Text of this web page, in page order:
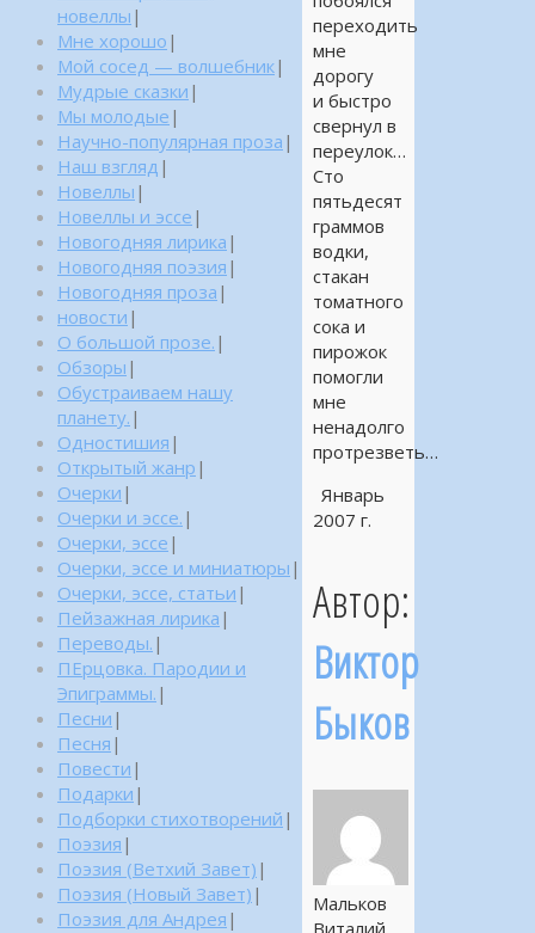
переходить
мне
дорогу
и быстро
свернул в
переулок…
Сто
пятьдесят
граммов
водки,
стакан
томатного
сока и
пирожок
помогли
мне
ненадолго
протрезветь…
Январь
2007 г.
Автор:
Виктор
Быков
Мальков
Виталий
новеллы |
Мне хорошо |
Мой сосед — волшебник|
Мудрые сказки |
Мы молодые |
Научно-популярная проза |
Наш взгляд |
Новеллы |
Новеллы и эссе |
Новогодняя лирика |
Новогодняя поэзия |
Новогодняя проза |
новости |
О большой прозе. |
Обзоры |
Обустраиваем нашу
планету. |
Одностишия |
Открытый жанр |
Очерки |
Очерки и эссе. |
Очерки, эссе |
Очерки, эссе и миниатюры |
Очерки, эссе, статьи |
Пейзажная лирика |
Переводы. |
ПЕрцовка. Пародии и
Эпиграммы. |
Песни |
Песня |
Повести |
Подарки |
Подборки стихотворений |
Поэзия |
Поэзия (Ветхий Завет) |
Поэзия (Новый Завет) |
Поэзия для Андрея |